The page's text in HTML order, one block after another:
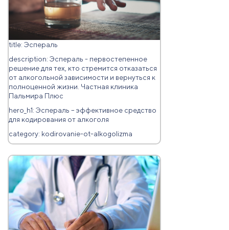
title: Эспераль
description: Эспераль - первостепенное
решение для тех, кто стремится отказаться
от алкогольной зависимости и вернуться к
полноценной жизни. Частная клиника
Пальмира Плюс
hero_h1: Эспераль – эффективное средство
для кодирования от алкоголя
category: kodirovanie-ot-alkogolizma